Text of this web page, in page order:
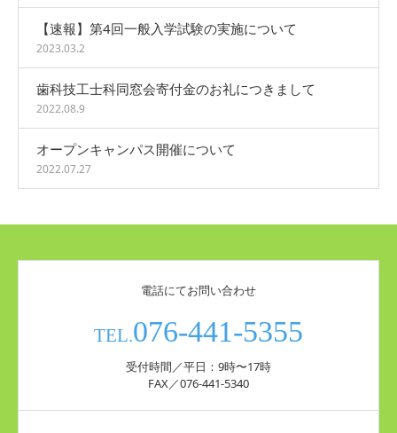
【速報】第4回一般入学試験の実施について
2023.03.2
歯科技工士科同窓会寄付金のお礼につきまして
2022.08.9
オープンキャンパス開催について
2022.07.27
電話にてお問い合わせ
TEL.076-441-5355
受付時間／平日：9時〜17時
FAX／076-441-5340